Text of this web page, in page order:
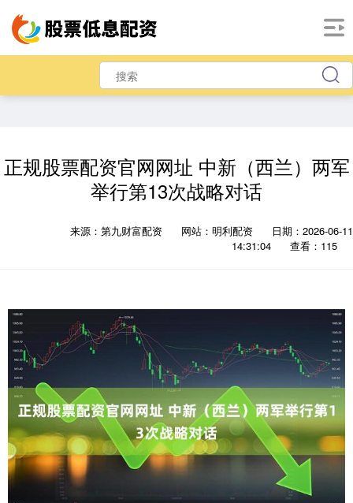
正规股票配资官网网址 中新（西兰）两军
举行第13次战略对话
来源：第九财富配资 网站：明利配资
日期：2026-06-11
14:31:04
查看：115